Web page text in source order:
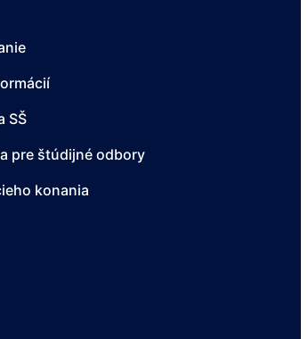
SŠ
pre štúdijné odbory
konania